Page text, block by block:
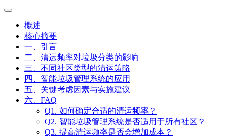
概述
核心摘要
一、引言
二、清运频率对垃圾分类的影响
三、不同社区类型的清运策略
四、智能垃圾管理系统的应用
五、关键考虑因素与实施建议
六、FAQ
Q1. 如何确定合适的清运频率？
Q2. 智能垃圾管理系统是否适用于所有社区？
Q3. 提高清运频率是否会增加成本？